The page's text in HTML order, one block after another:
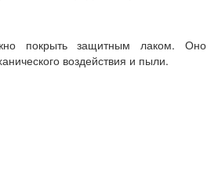
покрыть защитным лаком. Оно
воздействия и пыли.